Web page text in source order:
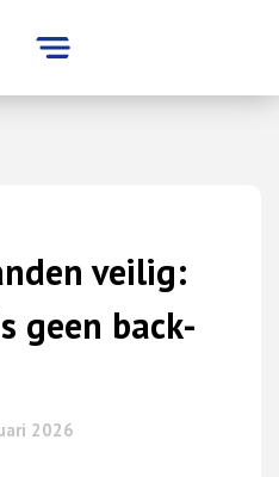
veilig:
geen back-
2026